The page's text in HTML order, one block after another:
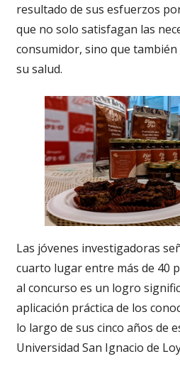
resultado de sus esfuerzos
que no solo satisfagan las
consumidor, sino que
su salud.
Las jóvenes investigadoras
cuarto lugar entre más de 40
al concurso es un logro
aplicación práctica de los
lo largo de sus cinco años de
Universidad San Ignacio de